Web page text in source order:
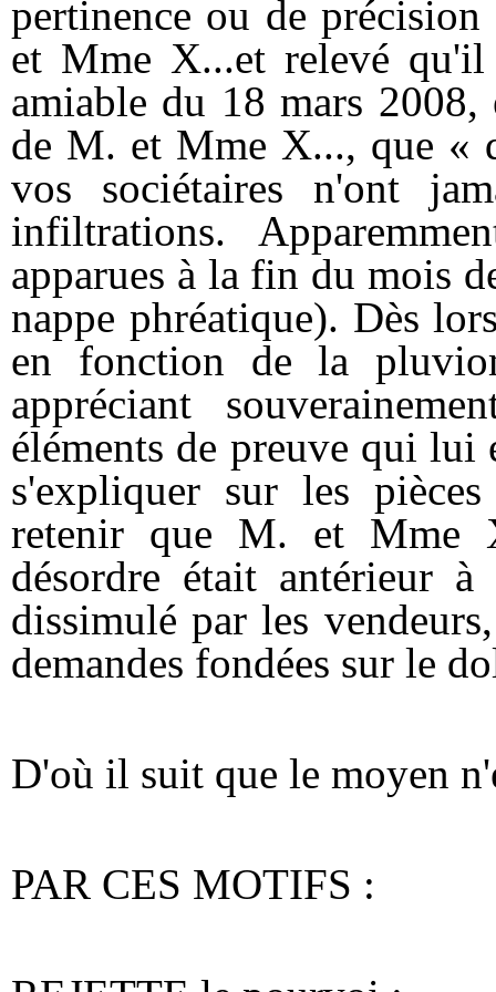
pertinence ou de
et Mme X...et relevé qu'il
amiable du 18 mars 2008,
de M. et Mme X..., que «
vos sociétaires n'ont
infiltrations.
apparues à la fin du mois
nappe phréatique). Dès
en fonction de la
appréciant
éléments de preuve qui lui
s'expliquer sur les
retenir que M. et Mme
désordre était antérieur
dissimulé par les
demandes fondées sur le
D'où il suit que le moyen
PAR CES MOTIFS :